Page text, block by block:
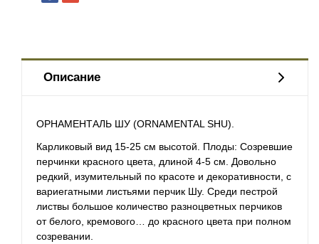
Описание
ОРНАМЕНТАЛЬ ШУ (ORNAMENTAL SHU).
Карликовый вид 15-25 см высотой. Плоды: Созревшие
перчинки красного цвета, длиной 4-5 см. Довольно
редкий, изумительный по красоте и декоративности, с
вариегатными листьями перчик Шу. Среди пестрой
листвы большое количество разноцветных перчиков
от белого, кремового… до красного цвета при полном
созревании.